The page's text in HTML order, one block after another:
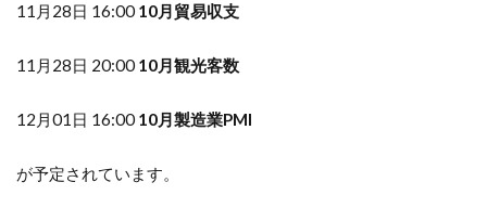
11月28日 16:00 10月貿易収支
11月28日 20:00 10月観光客数
12月01日 16:00 10月製造業PMI
が予定されています。